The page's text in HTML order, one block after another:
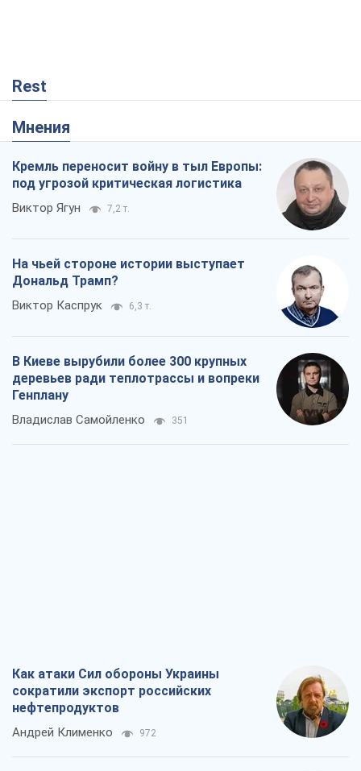
Rest
Мнения
Кремль переносит войну в тыл Европы:
под угрозой критическая логистика
Виктор Ягун 7,2 т.
На чьей стороне истории выступает
Дональд Трамп?
Виктор Каспрук 6,3 т.
В Киеве вырубили более 300 крупных
деревьев ради теплотрассы и вопреки
Генплану
Владислав Самойленко 351
Как атаки Сил обороны Украины
сократили экспорт российских
нефтепродуктов
Андрей Клименко 972